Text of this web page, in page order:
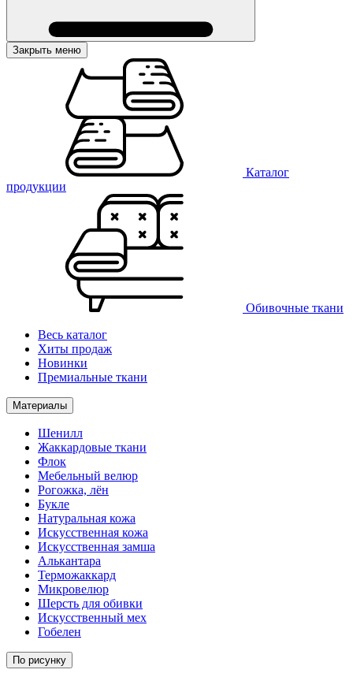
Закрыть меню
Каталог
продукции
Обивочные ткани
Весь каталог
Хиты продаж
Новинки
Премиальные ткани
Материалы
Шенилл
Жаккардовые ткани
Флок
Мебельный велюр
Рогожка, лён
Букле
Натуральная кожа
Искусственная кожа
Искусственная замша
Алькантара
Терможаккард
Микровелюр
Шерсть для обивки
Искусственный мех
Гобелен
По рисунку